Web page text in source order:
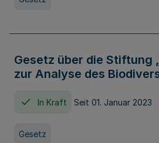
Gesetz über die Stiftung
zur Analyse des
In Kraft Seit 01. Januar 2023
Gesetz